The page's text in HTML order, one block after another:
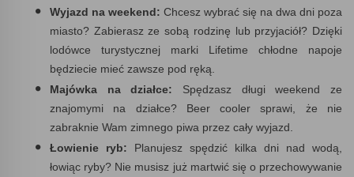
Wyjazd na weekend: Chcesz wybrać się na dwa dni poza
miasto? Zabierasz ze sobą rodzinę lub przyjaciół? Dzięki
lodówce turystycznej marki Lifetime chłodne napoje
będziecie mieć zawsze pod ręką.
Majówka na działce: Spędzasz długi weekend ze
znajomymi na działce? Beer cooler sprawi, że nie
zabraknie Wam zimnego piwa przez cały wyjazd.
Łowienie ryb: Planujesz spędzić kilka dni nad wodą,
łowiąc ryby? Nie musisz już martwić się o przechowywanie